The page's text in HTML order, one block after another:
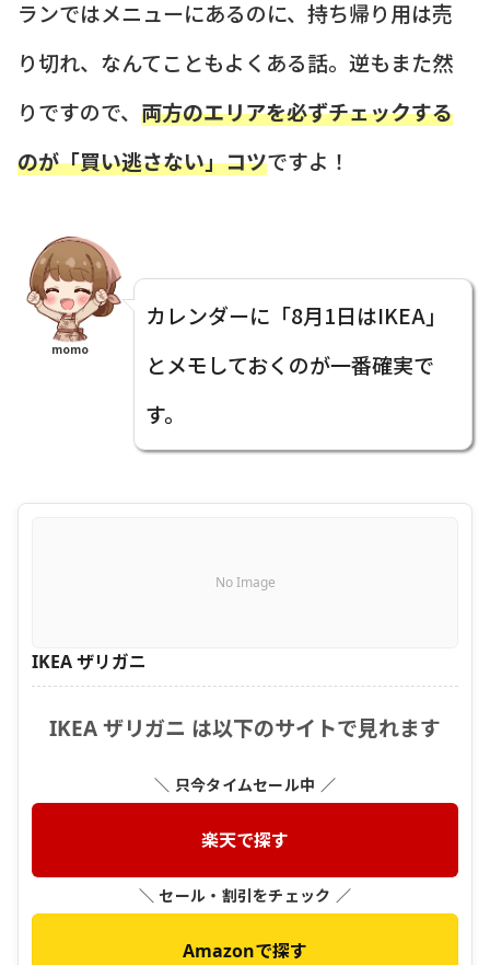
ランではメニューにあるのに、持ち帰り用は売
り切れ、なんてこともよくある話。逆もまた然
りですので、 両方のエリアを必ずチェックする
のが「買い逃さない」コツですよ！
momo
カレンダーに「8月1日はIKEA」
とメモしておくのが一番確実で
す。
No Image
IKEA ザリガニ
IKEA ザリガニ は以下のサイトで見れます
＼ 只今タイムセール中 ／
楽天で探す
＼ セール・割引をチェック ／
Amazonで探す